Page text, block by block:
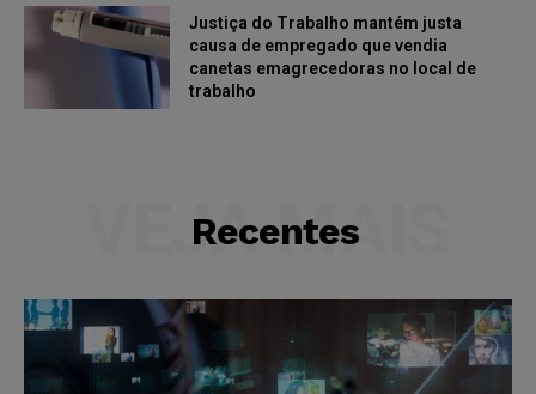
Justiça do Trabalho mantém justa
causa de empregado que vendia
canetas emagrecedoras no local de
trabalho
Recentes
VEJA MAIS